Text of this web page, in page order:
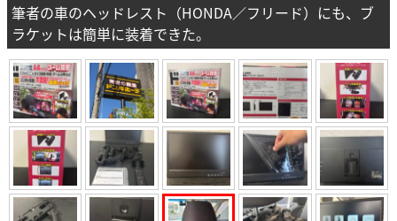
筆者の車のヘッドレスト（HONDA／フリード）にも、ブ
ラケットは簡単に装着できた。